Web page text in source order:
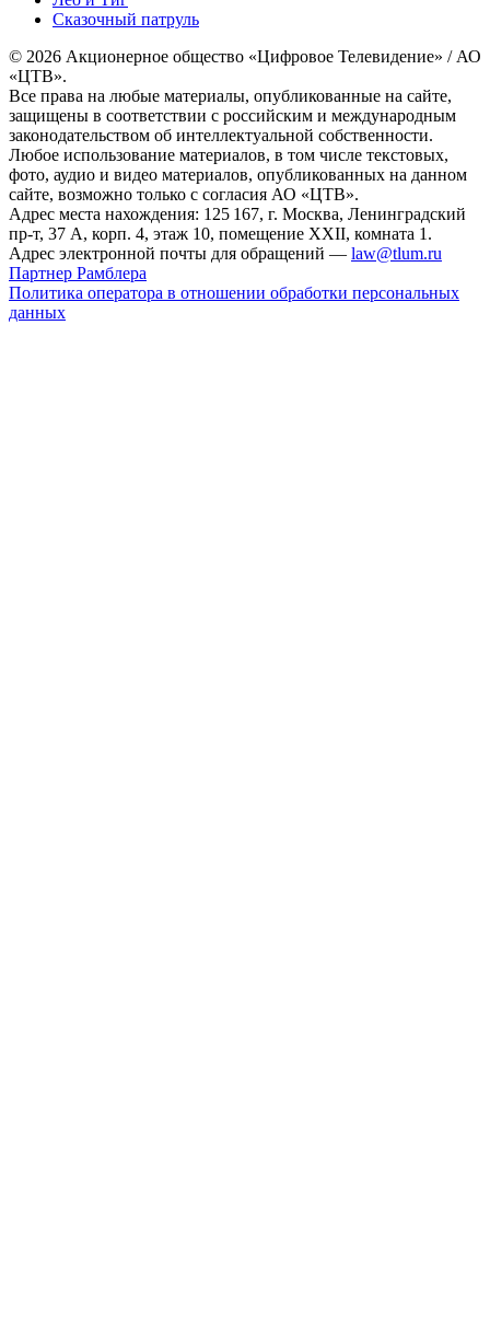
Сказочный патруль
© 2026 Акционерное общество «Цифровое Телевидение» / АО
«ЦТВ».
Все права на любые материалы, опубликованные на сайте,
защищены в соответствии с российским и международным
законодательством об интеллектуальной собственности.
Любое использование материалов, в том числе текстовых,
фото, аудио и видео материалов, опубликованных на данном
сайте, возможно только с согласия АО «ЦТВ».
Адрес места нахождения: 125 167, г. Москва, Ленинградский
пр-т, 37 А, корп. 4, этаж 10, помещение XXII, комната 1.
Адрес электронной почты для обращений — law@tlum.ru
Партнер Рамблера
Политика оператора в отношении обработки персональных
данных